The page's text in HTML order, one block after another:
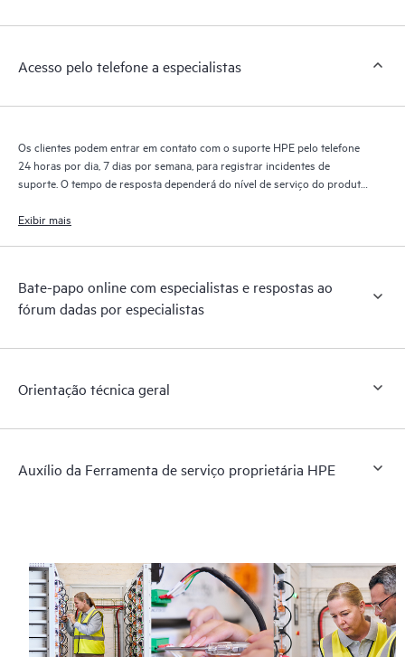
permitem que os clientes desempenhem certas atividades sem
portal de recursos e conteúdos selecionados. O serviço HPE
alcançar a excelência operacional e a otimização do
Acesso pelo telefone a especialistas
Os clientes podem entrar em contato com o suporte HPE pelo telefone
24 horas por dia, 7 dias por semana, para registrar incidentes de
suporte. O tempo de resposta dependerá do nível de serviço do produto
Exibir mais
Bate-papo online com especialistas e respostas ao
fórum dadas por especialistas
Orientação técnica geral
Auxílio da Ferramenta de serviço proprietária HPE